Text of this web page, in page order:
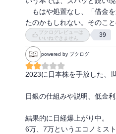
もはや処置なし、「借金
たのかもしれない。そのこ
ブクログレビューは
いいねできません
39
powered by ブクログ
2023に日本株を手放した、
日銀の仕組みや説明、低金
結果的に日経爆上がり中。
6万、7万というエコノミス